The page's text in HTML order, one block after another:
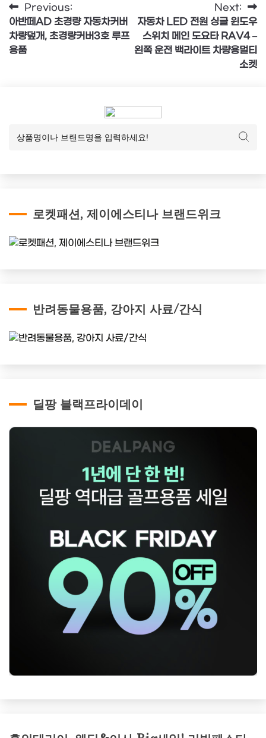
글
탐
색
Previous:
아반떼AD 초경량 자동차커버
차량덮개, 초경량커버3호 루프
용품
Next:
자동차 LED 전원 싱글 윈도우
스위치 메인 도요타 RAV4 –
왼쪽 운전 백라이트 차량용멀티
소켓
로켓패션, 제이에스티나 브랜드위크
반려동물용품, 강아지 사료/간식
딜팡 블랙프라이데이